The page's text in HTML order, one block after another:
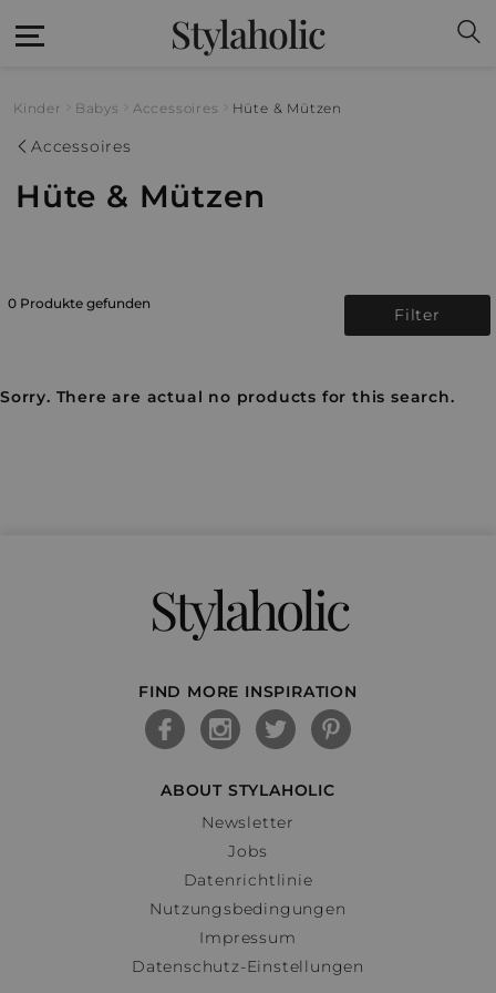
Stylaholic
Kinder Babys Accessoires Hüte & Mützen
Accessoires
Hüte & Mützen
0 Produkte gefunden
Filter
Sorry. There are actual no products for this search.
Stylaholic
FIND MORE INSPIRATION
ABOUT STYLAHOLIC
Newsletter
Jobs
Datenrichtlinie
Nutzungsbedingungen
Impressum
Datenschutz-Einstellungen